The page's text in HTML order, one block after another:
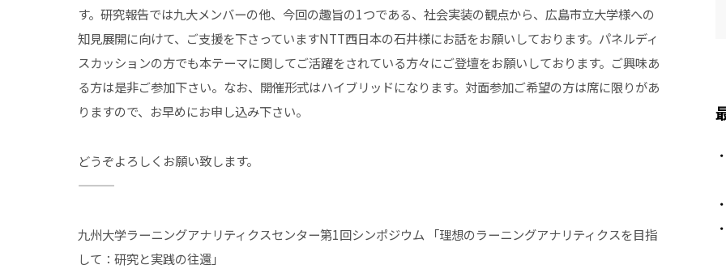
す。研究報告では九大メンバーの他、今回の趣旨の1つである、社会実装の観点から、広島市立大学様への
知見展開に向けて、ご支援を下さっていますNTT西日本の石井様にお話をお願いしております。パネルディ
スカッションの方でも本テーマに関してご活躍をされている方々にご登壇をお願いしております。ご興味あ
る方は是非ご参加下さい。なお、開催形式はハイブリッドになります。対面参加ご希望の方は席に限りがあ
りますので、お早めにお申し込み下さい。
どうぞよろしくお願い致します。
———
九州大学ラーニングアナリティクスセンター第1回シンポジウム 「理想のラーニングアナリティクスを⽬指
して：研究と実践の往還」